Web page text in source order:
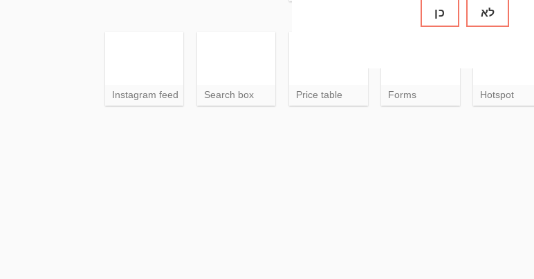
כן לא
Hotspot
Forms
Price table
Search box
Instagram feed